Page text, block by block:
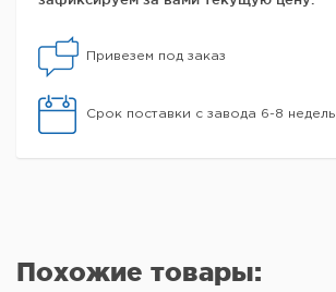
Привезем под заказ
Срок поставки с завода 6-8 недель
Похожие товары: